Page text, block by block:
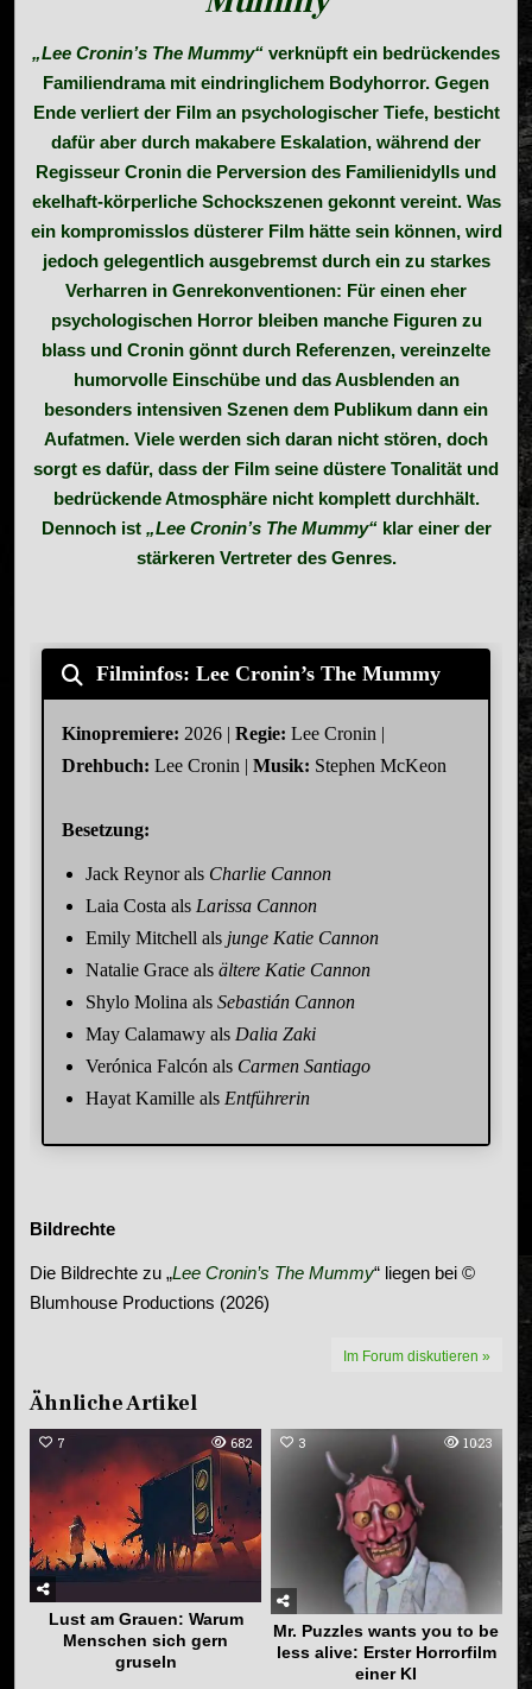
„Lee Cronin’s The Mummy“ verknüpft ein bedrückendes
Familiendrama mit eindringlichem Bodyhorror. Gegen
Ende verliert der Film an psychologischer Tiefe, besticht
dafür aber durch makabere Eskalation, während der
Regisseur Cronin die Perversion des Familienidylls und
ekelhaft-körperliche Schockszenen gekonnt vereint. Was
ein kompromisslos düsterer Film hätte sein können, wird
jedoch gelegentlich ausgebremst durch ein zu starkes
Verharren in Genrekonventionen: Für einen eher
psychologischen Horror bleiben manche Figuren zu
blass und Cronin gönnt durch Referenzen, vereinzelte
humorvolle Einschübe und das Ausblenden an
besonders intensiven Szenen dem Publikum dann ein
Aufatmen. Viele werden sich daran nicht stören, doch
sorgt es dafür, dass der Film seine düstere Tonalität und
bedrückende Atmosphäre nicht komplett durchhält.
Dennoch ist „Lee Cronin’s The Mummy“klar einer der
stärkeren Vertreter des Genres.
Filminfos: Lee Cronin’s The Mummy
Kinopremiere: 2026 |Regie: Lee Cronin |
Drehbuch: Lee Cronin |Musik: Stephen McKeon
Besetzung:
Jack Reynor als Charlie Cannon
Laia Costa als Larissa Cannon
Emily Mitchell als junge Katie Cannon
Natalie Grace alsältere Katie Cannon
Shylo Molina alsSebastián Cannon
May Calamawy als Dalia Zaki
Verónica Falcón als Carmen Santiago
Hayat Kamille als Entführerin
Bildrechte
Die Bildrechte zu „Lee Cronin’s The Mummy“ liegen bei ©
Blumhouse Productions (2026)
Im Forum diskutieren »
Ähnliche Artikel
7 682
Lust am Grauen: Warum
Menschen sich gern
gruseln
3 1023
Mr. Puzzles wants you to be
less alive: Erster Horrorfilm
einer KI